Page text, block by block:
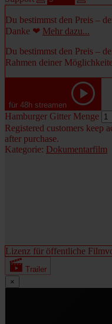
Du bestimmst den Preis –
Danke ❤ Mehr dazu...
Du bestimmst den Preis –
Rahmen deiner
für 48h streamen
Hamburger Gitter Menge
Registered customers keep
after purchase.
Kategorie: Dokumentarfilm
Lizenz für öffentliche
Trailer
×